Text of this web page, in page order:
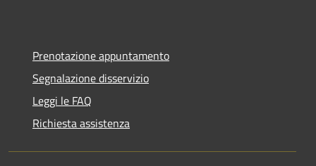
Prenotazione appuntamento
Segnalazione disservizio
Leggi le FAQ
Richiesta assistenza